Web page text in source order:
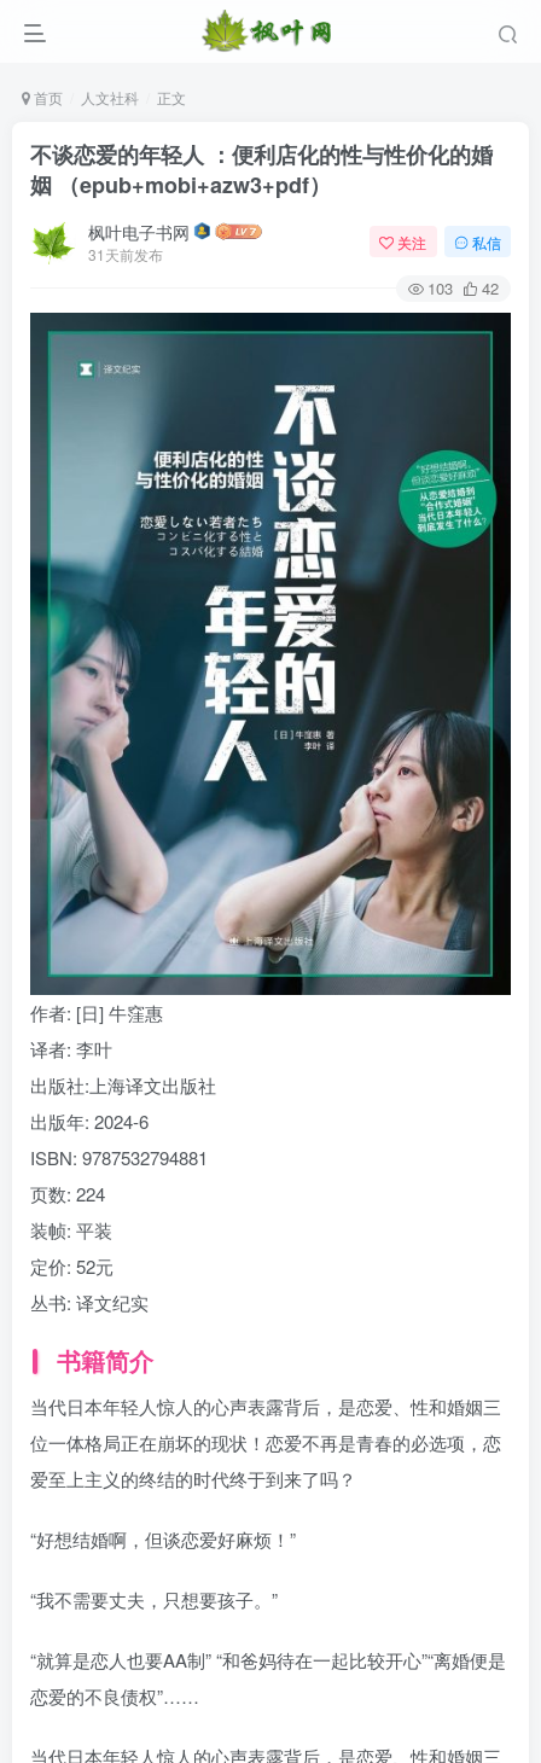
首页 人文社科 正文
不谈恋爱的年轻人 ：便利店化的性与性价化的婚
姻 （epub+mobi+azw3+pdf）
枫叶电子书网
31天前发布
关注 私信
103 42
作者: [日] 牛窪惠
译者: 李叶
出版社: 上海译文出版社
出版年: 2024-6
ISBN: 9787532794881
页数: 224
装帧: 平装
定价: 52元
丛书: 译文纪实
书籍简介
当代日本年轻人惊人的心声表露背后，是恋爱、性和婚姻三
位一体格局正在崩坏的现状！恋爱不再是青春的必选项，恋
爱至上主义的终结的时代终于到来了吗？
“好想结婚啊，但谈恋爱好麻烦！”
“我不需要丈夫，只想要孩子。”
“就算是恋人也要AA制” “和爸妈待在一起比较开心”“离婚便是
恋爱的不良债权”……
当代日本年轻人惊人的心声表露背后，是恋爱、性和婚姻三
登录
用户名/手机号/邮箱
登录密码
记住登录 找回密码
登录
社交账号登录